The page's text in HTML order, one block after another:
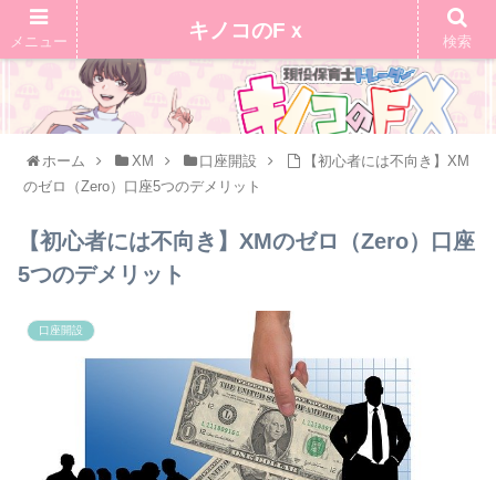
ホーム XM 口座開設
【初心者には不向き】XM
のゼロ（Zero）口座5つのデメリット
【初心者には不向き】XMのゼロ（Zero）口座
5つのデメリット
口座開設
メニュー キノコのFｘ 検索